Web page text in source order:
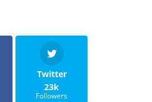
Twitter
23k
Followers